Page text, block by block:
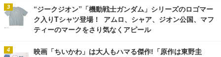
“ジークジオン”「機動戦士ガンダム」シリーズのロゴマー
ク入りTシャツ登場！ アムロ、シャア、ジオン公国、マフ
ティーのマークをさり気なくアピール
映画「ちいかわ」は大人もハマる傑作!「原作は東野圭